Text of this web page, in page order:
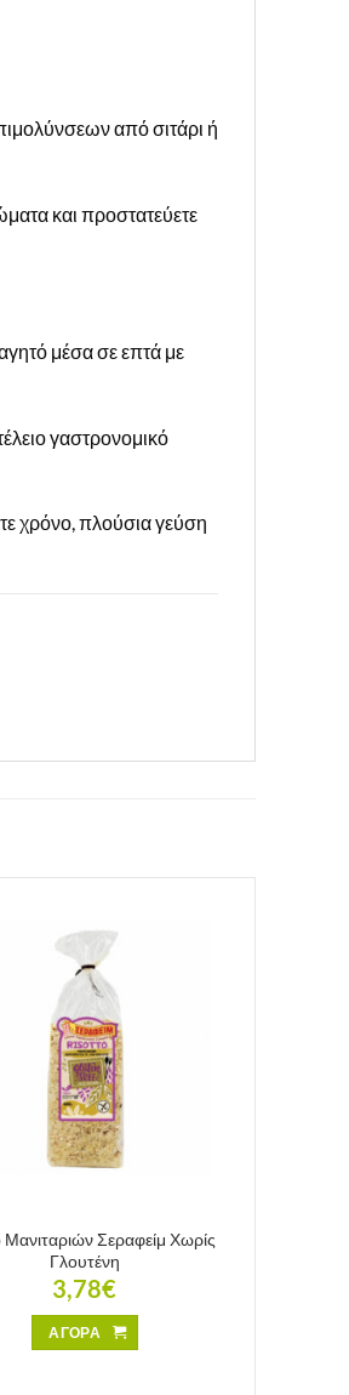
από σιτάρι ή
και προστατεύετε
μέσα σε επτά με
γαστρονομικό
χρόνο, πλούσια γεύση
Μανιταριών Σεραφείμ Χωρίς
Γλουτένη
3,78€
ΑΓΟΡΑ